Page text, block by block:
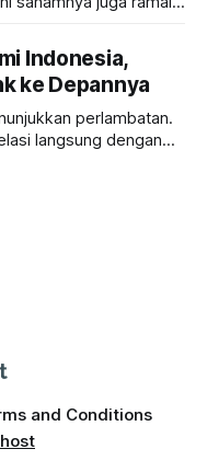
Indonesia,
ke Depannya
perlambatan.
langsung dengan
and Conditions